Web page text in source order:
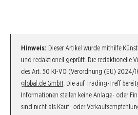
Hinweis: Dieser Artikel wurde mithilfe
und redaktionell geprüft. Die redaktionelle
des Art. 50 KI-VO (Verordnung (EU) 2024/
global.de GmbH. Die auf Trading-Treff
Informationen stellen keine Anlage- oder
sind nicht als Kauf- oder